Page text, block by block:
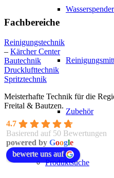
Wasserspender
Zubehör
Produktsuche
Fachbereiche
Reinigungstechnik
– Kärcher Center
Bautechnik
Drucklufttechnik
Spritztechnik
Meisterhafte Technik für die
Freital & Bautzen.
4.7
Basierend auf 50 Bewertungen
powered by Google
bewerte uns auf